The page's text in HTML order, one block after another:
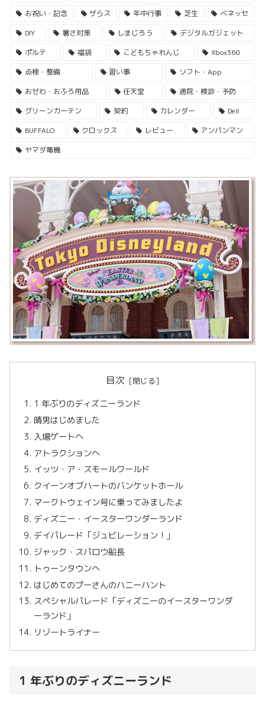
お祝い・記念
ザらス 年中行事 芝生
ベネッセ
DIY
暑さ対策 しまじろう
デジタルガジェット
ポルテ
福袋 こどもちゃれんじ
Xbox360
点検・整備
習い事
ソフト・App
おせわ・おふろ用品
任天堂
通院・検診・予防
グリーンカーテン
契約 カレンダー
Dell
BUFFALO
クロックス レビュー
アンパンマン
ヤマダ電機
目次
1 年ぶりのディズニーランド
晴男はじめました
入場ゲートへ
アトラクションへ
イッツ・ア・スモールワールド
クイーンオブハートのバンケットホール
マークトウェイン号に乗ってみましたよ
ディズニー・イースターワンダーランド
デイパレード「ジュビレーション！」
ジャック・スパロウ船長
トゥーンタウンへ
はじめてのプーさんのハニーハント
スペシャルパレード「ディズニーのイースターワンダ
ーランド」
リゾートライナー
1 年ぶりのディズニーランド